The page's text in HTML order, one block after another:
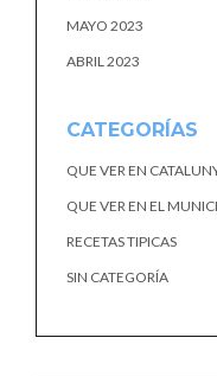
MAYO 2023
ABRIL 2023
CATEGORÍAS
QUE VER EN
QUE VER EN EL
RECETAS TIPICAS
SIN CATEGORÍA